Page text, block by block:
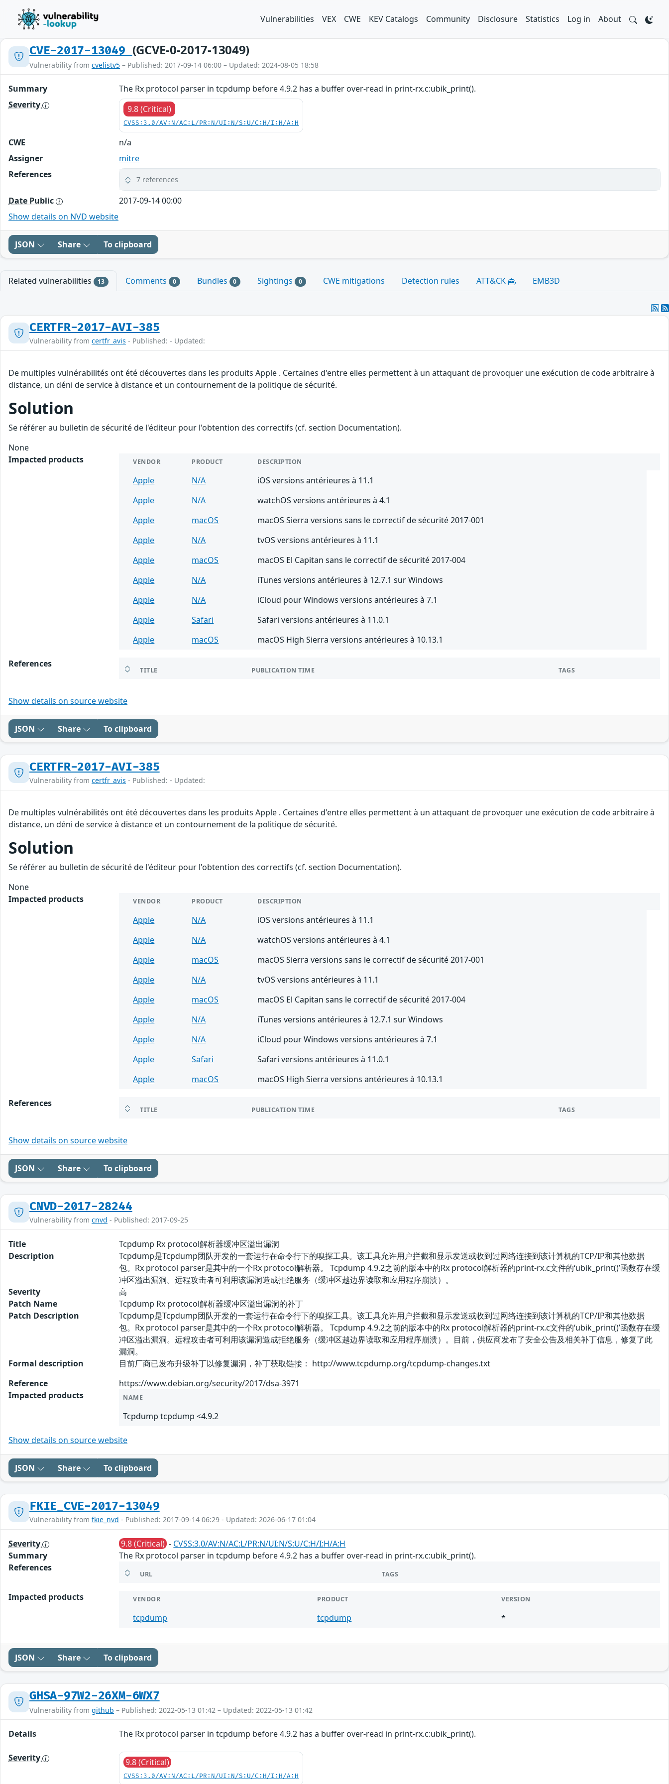
Vulnerabilities VEX CWE KEV Catalogs Community Disclosure Statistics Log in About
CVE-2017-13049 (GCVE-0-2017-13049)
Vulnerability from cvelistv5 – Published: 2017-09-14 06:00 – Updated: 2024-08-05 18:58
Summary
The Rx protocol parser in tcpdump before 4.9.2 has a buffer over-read in print-rx.c:ubik_print().
Severity
9.8 (Critical)
CVSS:3.0/AV:N/AC:L/PR:N/UI:N/S:U/C:H/I:H/A:H
CWE
n/a
Assigner
mitre
References
7 references
Date Public
2017-09-14 00:00
Show details on NVD website
JSON Share To clipboard
Related vulnerabilities 13 Comments 0 Bundles 0 Sightings 0 CWE mitigations Detection rules ATT&CK EMB3D
CERTFR-2017-AVI-385
Vulnerability from certfr_avis - Published: - Updated:
De multiples vulnérabilités ont été découvertes dans les produits Apple . Certaines d'entre elles permettent à un attaquant de provoquer une exécution de code arbitraire à
distance, un déni de service à distance et un contournement de la politique de sécurité.
Solution
Se référer au bulletin de sécurité de l'éditeur pour l'obtention des correctifs (cf. section Documentation).
None
Impacted products
VENDOR PRODUCT DESCRIPTION
Apple N/A
iOS versions antérieures à 11.1
Apple
N/A
watchOS versions antérieures à 4.1
Apple
macOS
macOS Sierra versions sans le correctif de sécurité 2017-001
Apple
N/A
tvOS versions antérieures à 11.1
Apple
macOS
macOS El Capitan sans le correctif de sécurité 2017-004
Apple
N/A
iTunes versions antérieures à 12.7.1 sur Windows
Apple
N/A
iCloud pour Windows versions antérieures à 7.1
Apple
Safari
Safari versions antérieures à 11.0.1
Apple
macOS macOS High Sierra versions antérieures à 10.13.1
References
TITLE PUBLICATION TIME TAGS
Show details on source website
JSON Share To clipboard
CERTFR-2017-AVI-385
Vulnerability from certfr_avis - Published: - Updated:
De multiples vulnérabilités ont été découvertes dans les produits Apple . Certaines d'entre elles permettent à un attaquant de provoquer une exécution de code arbitraire à
distance, un déni de service à distance et un contournement de la politique de sécurité.
Solution
Se référer au bulletin de sécurité de l'éditeur pour l'obtention des correctifs (cf. section Documentation).
None
Impacted products
VENDOR PRODUCT DESCRIPTION
Apple N/A
iOS versions antérieures à 11.1
Apple
N/A
watchOS versions antérieures à 4.1
Apple
macOS
macOS Sierra versions sans le correctif de sécurité 2017-001
Apple
N/A
tvOS versions antérieures à 11.1
Apple
macOS
macOS El Capitan sans le correctif de sécurité 2017-004
Apple
N/A
iTunes versions antérieures à 12.7.1 sur Windows
Apple
N/A
iCloud pour Windows versions antérieures à 7.1
Apple
Safari
Safari versions antérieures à 11.0.1
Apple
macOS macOS High Sierra versions antérieures à 10.13.1
References
TITLE PUBLICATION TIME TAGS
Show details on source website
JSON Share To clipboard
CNVD-2017-28244
Vulnerability from cnvd - Published: 2017-09-25
Title
Tcpdump Rx protocol解析器缓冲区溢出漏洞
Description
Tcpdump是Tcpdump团队开发的一套运行在命令行下的嗅探工具。该工具允许用户拦截和显示发送或收到过网络连接到该计算机的TCP/IP和其他数据
包。Rx protocol parser是其中的一个Rx protocol解析器。 Tcpdump 4.9.2之前的版本中的Rx protocol解析器的print-rx.c文件的‘ubik_print()’函数存在缓
冲区溢出漏洞。远程攻击者可利用该漏洞造成拒绝服务（缓冲区越边界读取和应用程序崩溃）。
Severity
高
Patch Name
Tcpdump Rx protocol解析器缓冲区溢出漏洞的补丁
Patch Description
Tcpdump是Tcpdump团队开发的一套运行在命令行下的嗅探工具。该工具允许用户拦截和显示发送或收到过网络连接到该计算机的TCP/IP和其他数据
包。Rx protocol parser是其中的一个Rx protocol解析器。 Tcpdump 4.9.2之前的版本中的Rx protocol解析器的print-rx.c文件的‘ubik_print()’函数存在缓
冲区溢出漏洞。远程攻击者可利用该漏洞造成拒绝服务（缓冲区越边界读取和应用程序崩溃）。目前，供应商发布了安全公告及相关补丁信息，修复了此
漏洞。
Formal description
目前厂商已发布升级补丁以修复漏洞，补丁获取链接： http://www.tcpdump.org/tcpdump-changes.txt
Reference
https://www.debian.org/security/2017/dsa-3971
Impacted products
NAME
Tcpdump tcpdump <4.9.2
Show details on source website
JSON Share To clipboard
FKIE_CVE-2017-13049
Vulnerability from fkie_nvd - Published: 2017-09-14 06:29 - Updated: 2026-06-17 01:04
Severity 9.8 (Critical) - CVSS:3.0/AV:N/AC:L/PR:N/UI:N/S:U/C:H/I:H/A:H
Summary
The Rx protocol parser in tcpdump before 4.9.2 has a buffer over-read in print-rx.c:ubik_print().
References
URL TAGS
Impacted products VENDOR PRODUCT VERSION
tcpdump tcpdump *
JSON Share To clipboard
GHSA-97W2-26XM-6WX7
Vulnerability from github – Published: 2022-05-13 01:42 – Updated: 2022-05-13 01:42
Details The Rx protocol parser in tcpdump before 4.9.2 has a buffer over-read in print-rx.c:ubik_print().
Severity 9.8 (Critical)
CVSS:3.0/AV:N/AC:L/PR:N/UI:N/S:U/C:H/I:H/A:H